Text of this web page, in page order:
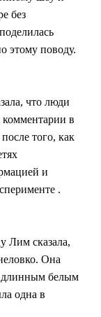
без
этому поводу.
что люди
в
того, как
и
.
Лим сказала,
Она
длинным белым
одна в